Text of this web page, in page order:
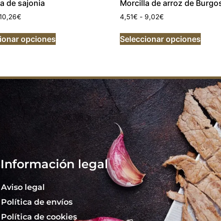
de sajonia
€
opciones
Morcilla de arroz de
4,51€ - 9,02€
Seleccionar opciones
Información legal
Aviso legal
Política de envíos
Política de cookies